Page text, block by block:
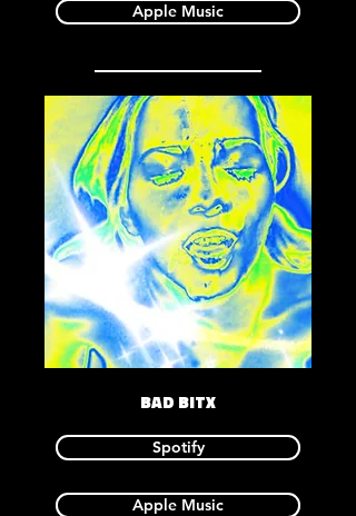
Apple Music
BAD BITX
Spotify
Apple Music